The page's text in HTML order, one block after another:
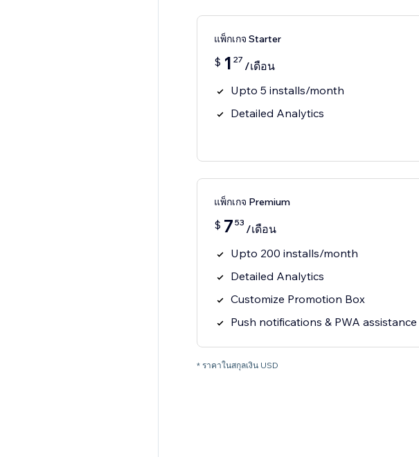
แพ็กเกจ Starter
$ 1 27 /เดือน
Upto 5 installs/month
Detailed Analytics
แพ็กเกจ Premium
$ 7 53 /เดือน
Upto 200 installs/month
Detailed Analytics
Customize Promotion Box
Push notifications & PWA assistance
* ราคาในสกุลเงิน USD